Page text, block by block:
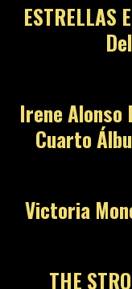
ESTRELLAS
Irene Alonso
Cuarto
Victoria
THE